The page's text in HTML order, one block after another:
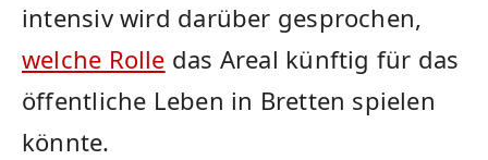
intensiv wird darüber gesprochen,
welche Rolle das Areal künftig für das
öffentliche Leben in Bretten spielen
könnte.